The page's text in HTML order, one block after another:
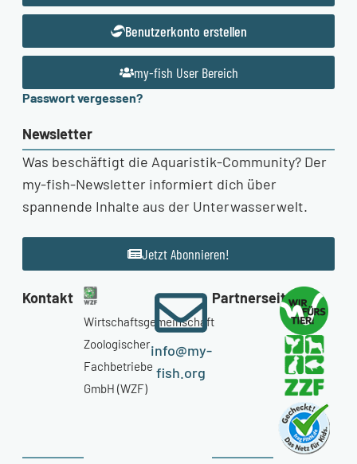
Benutzerkonto erstellen
my-fish User Bereich
Passwort vergessen?
Newsletter
Was beschäftigt die Aquaristik-Community? Der
my-fish-Newsletter informiert dich über
spannende Inhalte aus der Unterwasserwelt.
Jetzt Abonnieren!
Kontakt
Wirtschaftsgemeinschaft
Zoologischer
Fachbetriebe
GmbH (WZF)
info@my-
fish.org
Partnerseiten